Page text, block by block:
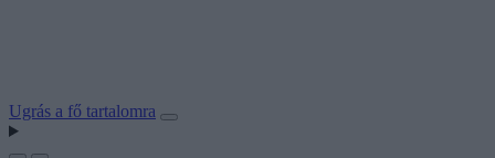
Ugrás a fő tartalomra